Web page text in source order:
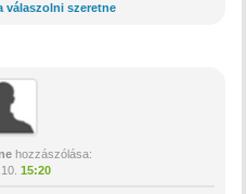
válaszolni szeretne
hozzászólása:
15:20